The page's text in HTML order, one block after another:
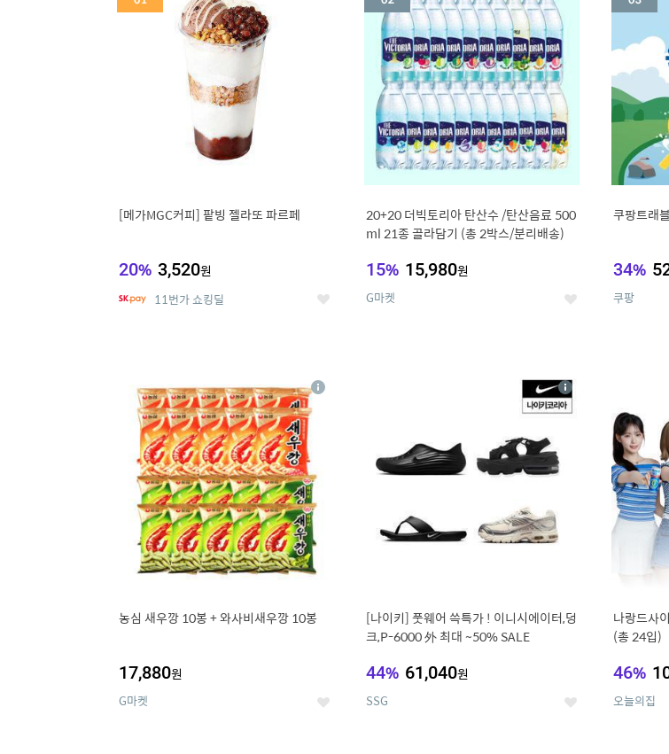
[메가MGC커피] 팥빙 젤라또 파르페
20% 3,520원
11번가 쇼킹딜 좋
20+20 더빅토리아 탄산수 /탄산음료 500
ml 21종 골라담기 (총 2박스/분리배송)
15% 15,980원
G마켓 좋
쿠팡트래
34%
쿠팡
농심 새우깡 10봉 + 와사비새우깡 10봉
17,880원
G마켓 좋
상
[나이키] 풋웨어 쓱특가 ! 이니시에이터,덩
크,P-6000 外 최대 ~50% SALE
44% 61,040원
SSG 좋
상
세
나랑드사
(총 24입)
46%
오늘의집